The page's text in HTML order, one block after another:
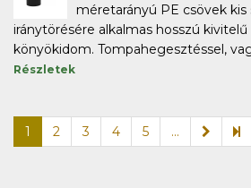
méretarányú PE csövek kis
iránytörésére alkalmas hosszú
könyökidom. Tompahegesztéssel,
Részletek
1 2 3 4 5 ...